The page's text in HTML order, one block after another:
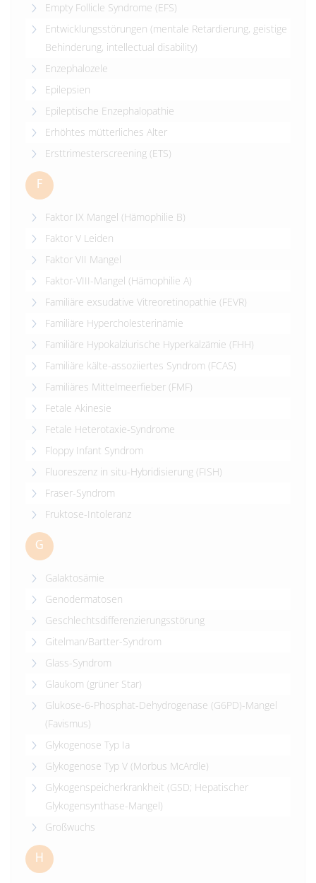
Empty Follicle Syndrome (EFS)
Entwicklungsstörungen (mentale Retardierung, geistige
Behinderung, intellectual disability)
Enzephalozele
Epilepsien
Epileptische Enzephalopathie
Erhöhtes mütterliches Alter
Ersttrimesterscreening (ETS)
F
Faktor IX Mangel (Hämophilie B)
Faktor V Leiden
Faktor VII Mangel
Faktor-VIII-Mangel (Hämophilie A)
Familiäre exsudative Vitreoretinopathie (FEVR)
Familiäre Hypercholesterinämie
Familiäre Hypokalziurische Hyperkalzämie (FHH)
Familiäre kälte-assoziiertes Syndrom (FCAS)
Familiäres Mittelmeerfieber (FMF)
Fetale Akinesie
Fetale Heterotaxie-Syndrome
Floppy Infant Syndrom
Fluoreszenz in situ-Hybridisierung (FISH)
Fraser-Syndrom
Fruktose-Intoleranz
G
Galaktosämie
Genodermatosen
Geschlechtsdifferenzierungsstörung
Gitelman/Bartter-Syndrom
Glass-Syndrom
Glaukom (grüner Star)
Glukose-6-Phosphat-Dehydrogenase (G6PD)-Mangel
(Favismus)
Glykogenose Typ Ia
Glykogenose Typ V (Morbus McArdle)
Glykogenspeicherkrankheit (GSD; Hepatischer
Glykogensynthase-Mangel)
Großwuchs
H